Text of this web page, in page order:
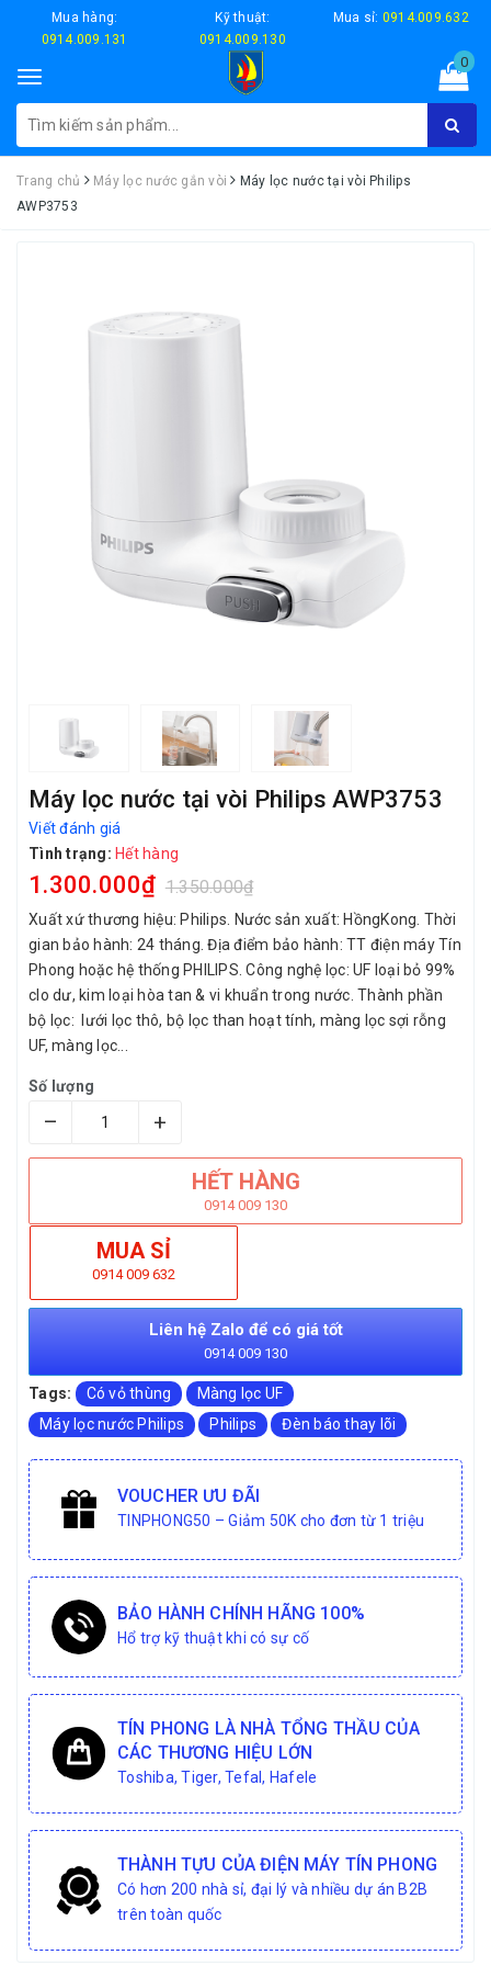
Mua hàng:
0914.009.131
Kỹ thuật:
0914.009.130
Mua sỉ: 0914.009.632
Toggle
navigation
0
Trang chủ Máy lọc nước gắn vòi
Máy lọc nước tại vòi Philips
AWP3753
Máy lọc nước tại vòi Philips AWP3753
Viết đánh giá
Tình trạng: Hết hàng
1.300.000₫ 1.350.000₫
Xuất xứ thương hiệu: Philips. Nước sản xuất: HồngKong. Thời
gian bảo hành: 24 tháng. Địa điểm bảo hành: TT điện máy Tín
Phong hoặc hệ thống PHILIPS. Công nghệ lọc: UF loại bỏ 99%
clo dư, kim loại hòa tan & vi khuẩn trong nước. Thành phần
bộ lọc: lưới lọc thô, bộ lọc than hoạt tính, màng lọc sợi rỗng
UF, màng lọc...
Số lượng
– +
HẾT HÀNG
0914 009 130
MUA SỈ
0914 009 632
Liên hệ Zalo để có giá tốt
0914 009 130
Tags: Có vỏ thùng
Màng lọc UF
Máy lọc nước Philips
Philips Đèn báo thay lõi
VOUCHER ƯU ĐÃI
TINPHONG50 – Giảm 50K cho đơn từ 1 triệu
BẢO HÀNH CHÍNH HÃNG 100%
Hổ trợ kỹ thuật khi có sự cố
TÍN PHONG LÀ NHÀ TỔNG THẦU CỦA
CÁC THƯƠNG HIỆU LỚN
Toshiba, Tiger, Tefal, Hafele
THÀNH TỰU CỦA ĐIỆN MÁY TÍN PHONG
Có hơn 200 nhà sỉ, đại lý và nhiều dự án B2B
trên toàn quốc